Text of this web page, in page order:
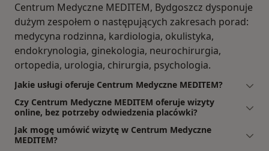
Centrum Medyczne MEDITEM, Bydgoszcz dysponuje
dużym zespołem o następujących zakresach porad:
medycyna rodzinna, kardiologia, okulistyka,
endokrynologia, ginekologia, neurochirurgia,
ortopedia, urologia, chirurgia, psychologia.
Jakie usługi oferuje Centrum Medyczne MEDITEM?
Czy Centrum Medyczne MEDITEM oferuje wizyty
online, bez potrzeby odwiedzenia placówki?
Jak mogę umówić wizytę w Centrum Medyczne
MEDITEM?